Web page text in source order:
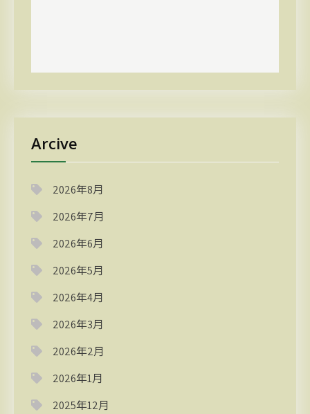
Arcive
2026年8月
2026年7月
2026年6月
2026年5月
2026年4月
2026年3月
2026年2月
2026年1月
2025年12月